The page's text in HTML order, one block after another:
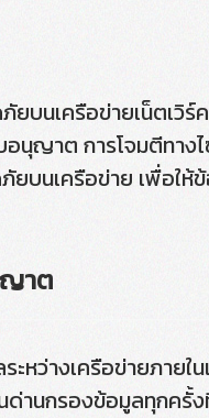
บนเครือข่ายเน็ตเวิ
ญาต การโจมตีทาง
บนเครือข่าย เพื่อใ
ญาต
หว่างเครือข่ายภาย
านกรองข้อมูลทุกครั้ง